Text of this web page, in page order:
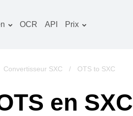
convertisseur
convertisseur
OCR API Prix
Convertisseur SXC / OTS to SXC
en SXC